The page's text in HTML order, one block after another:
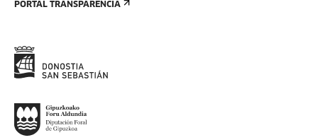
PORTAL TRANSPARENCIA